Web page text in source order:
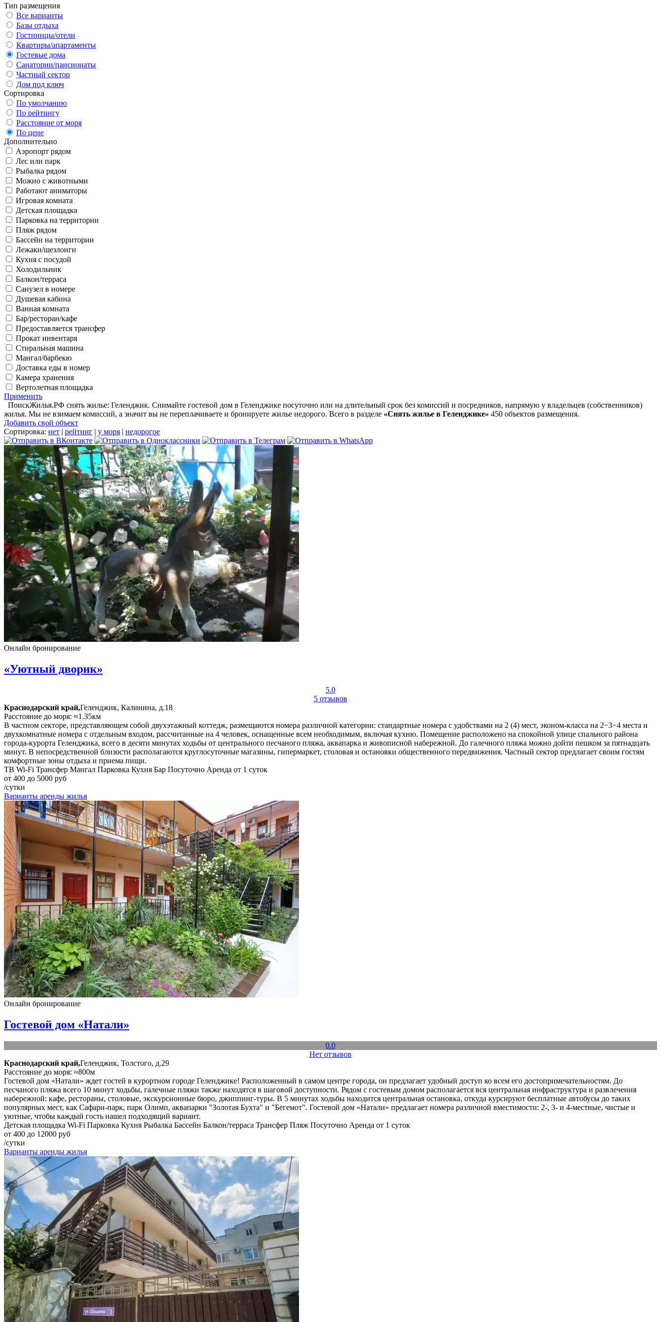
Тип размещения
Все варианты
Базы отдыха
Гостиницы/отели
Квартиры/апартаменты
Гостевые дома
Санатории/пансионаты
Частный сектор
Дом под ключ
Сортировка
По умолчанию
По рейтингу
Расстояние от моря
По цене
Дополнительно
Аэропорт рядом
Лес или парк
Рыбалка рядом
Можно с животными
Работают аниматоры
Игровая комната
Детская площадка
Парковка на территории
Пляж рядом
Бассейн на территории
Лежаки/шезлонги
Кухня с посудой
Холодильник
Балкон/терраса
Санузел в номере
Душевая кабина
Ванная комната
Бар/ресторан/кафе
Предоставляется трансфер
Прокат инвентаря
Стиральная машина
Мангал/барбекю
Доставка еды в номер
Камера хранения
Вертолетная площадка
Применить
ПоискЖилья.РФ снять жилье: Геленджик. Снимайте гостевой дом в Геленджике посуточно или на длительный срок без комиссий и посредников, напрямую у владельцев (собственников)
жилья. Мы не взимаем комиссий, а значит вы не переплачиваете и бронируете жилье недорого. Всего в разделе «Снять жилье в Геленджике» 450 объектов размещения.
Добавить свой объект
Сортировка: нет | рейтинг | у моря | недорогое
Онлайн бронирование
«Уютный дворик»
5.0
5 отзывов
Краснодарский край,Геленджик, Калинина, д.18
Расстояние до моря: ≈1.35км
В частном секторе, представляющем собой двухэтажный коттедж, размещаются номера различной категории: стандартные номера с удобствами на 2 (4) мест, эконом-класса на 2−3−4 места и
двухкомнатные номера с отдельным входом, рассчитанные на 4 человек, оснащенные всем необходимым, включая кухню. Помещение расположено на спокойной улице спального района
города-курорта Геленджика, всего в десяти минутах ходьбы от центрального песчаного пляжа, аквапарка и живописной набережной. До галечного пляжа можно дойти пешком за пятнадцать
минут. В непосредственной близости располагаются круглосуточные магазины, гипермаркет, столовая и остановки общественного передвижения. Частный сектор предлагает своим гостям
комфортные зоны отдыха и приема пищи.
ТВ Wi-Fi Трансфер Мангал Парковка Кухня Бар Посуточно Аренда от 1 суток
от 400 до 5000 руб
/сутки
Варианты аренды жилья
Онлайн бронирование
Гостевой дом «Натали»
0.0
Нет отзывов
Краснодарский край,Геленджик, Толстого, д.29
Расстояние до моря: ≈800м
Гостевой дом «Натали» ждет гостей в курортном городе Геленджике! Расположенный в самом центре города, он предлагает удобный доступ ко всем его достопримечательностям. До
песчаного пляжа всего 10 минут ходьбы, галечные пляжи также находятся в шаговой доступности. Рядом с гостевым домом располагается вся центральная инфраструктура и развлечения
набережной: кафе, рестораны, столовые, экскурсионные бюро, джиппинг-туры. В 5 минутах ходьбы находится центральная остановка, откуда курсируют бесплатные автобусы до таких
популярных мест, как Сафари-парк, парк Олимп, аквапарки "Золотая Бухта" и "Бегемот". Гостевой дом «Натали» предлагает номера различной вместимости: 2-, 3- и 4-местные, чистые и
уютные, чтобы каждый гость нашел подходящий вариант.
Детская площадка Wi-Fi Парковка Кухня Рыбалка Бассейн Балкон/терраса Трансфер Пляж Посуточно Аренда от 1 суток
от 400 до 12000 руб
/сутки
Варианты аренды жилья